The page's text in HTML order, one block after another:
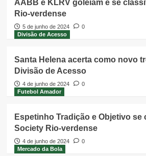
AABB e KLRV goleiam e se
Rio-verdense
5 de junho de 2024
0
Divisão de Acesso
Santa Helena acerta como novo
Divisão de Acesso
4 de junho de 2024
0
Futebol Amador
Espetinho Tradição e Objetivo se
Society Rio-verdense
4 de junho de 2024
0
Mercado da Bola